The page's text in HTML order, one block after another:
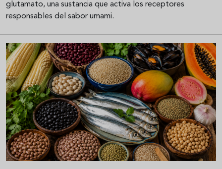
glutamato, una sustancia que activa los receptores
responsables del sabor umami.